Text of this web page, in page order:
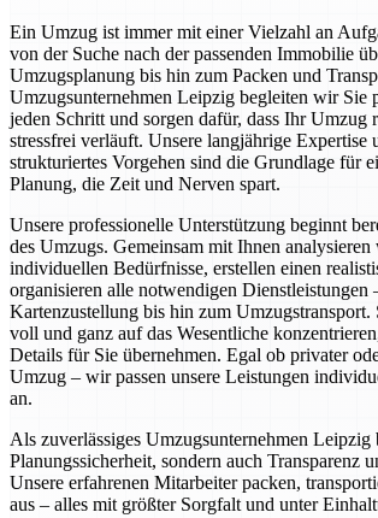
Ein Umzug ist immer mit einer Vielzahl an
von der Suche nach der passenden Immobilie
Umzugsplanung bis hin zum Packen und
Umzugsunternehmen Leipzig begleiten wir Sie
jeden Schritt und sorgen dafür, dass Ihr Umzug
stressfrei verläuft. Unsere langjährige Expertise
strukturiertes Vorgehen sind die Grundlage für
Planung, die Zeit und Nerven spart.
Unsere professionelle Unterstützung beginnt
des Umzugs. Gemeinsam mit Ihnen
individuellen Bedürfnisse, erstellen einen
organisieren alle notwendigen Dienstleistungen
Kartenzustellung bis hin zum Umzugstransport.
voll und ganz auf das Wesentliche
Details für Sie übernehmen. Egal ob privater
Umzug – wir passen unsere Leistungen
an.
Als zuverlässiges Umzugsunternehmen
Planungssicherheit, sondern auch Transparenz
Unsere erfahrenen Mitarbeiter packen,
aus – alles mit größter Sorgfalt und unter